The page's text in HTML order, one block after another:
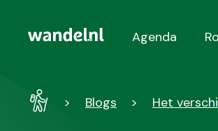
Agenda
WandelBlogs Het